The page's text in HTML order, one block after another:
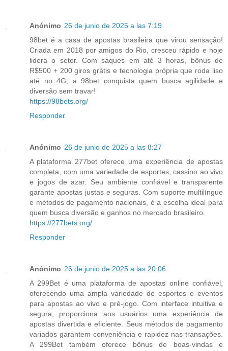
Anónimo 26 de junio de 2025 a las 7:19
98bet é a casa de apostas brasileira que virou sensação!
Criada em 2018 por amigos do Rio, cresceu rápido e hoje
lidera o setor. Com saques em até 3 horas, bônus de
R$500 + 200 giros grátis e tecnologia própria que roda liso
até no 4G, a 98bet conquista quem busca agilidade e
diversão sem travar!
https://98bets.org/
Responder
Anónimo 26 de junio de 2025 a las 8:27
A plataforma 277bet oferece uma experiência de apostas
completa, com uma variedade de esportes, cassino ao vivo
e jogos de azar. Seu ambiente confiável e transparente
garante apostas justas e seguras. Com suporte multilíngue
e métodos de pagamento nacionais, é a escolha ideal para
quem busca diversão e ganhos no mercado brasileiro.
https://277bets.org/
Responder
Anónimo 26 de junio de 2025 a las 20:06
A 299Bet é uma plataforma de apostas online confiável,
oferecendo uma ampla variedade de esportes e eventos
para apostas ao vivo e pré-jogo. Com interface intuitiva e
segura, proporciona aos usuários uma experiência de
apostas divertida e eficiente. Seus métodos de pagamento
variados garantem conveniência e rapidez nas transações.
A 299Bet também oferece bônus de boas-vindas e